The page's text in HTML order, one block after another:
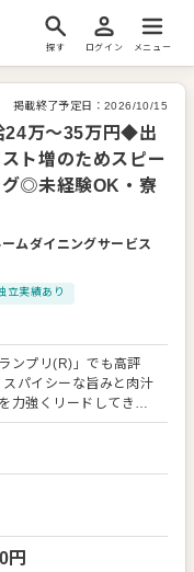
探す ログイン メニュー
掲載終了予定日： 2026/10/15
24万～35万円◆出
ト増のためスピー
グ◎未経験OK・寮
ムダイニングサービス
立実績あり
ンプリ(R)」でも高評
パイシーな旨みと肉汁
力強くリードしてきた
市店で仲間を募集しま
イペースで出店が進ん
タッフの育成やマネジ
ション改善や構築もお
アイデアを積極的に発
タッフへの指示、育成
円